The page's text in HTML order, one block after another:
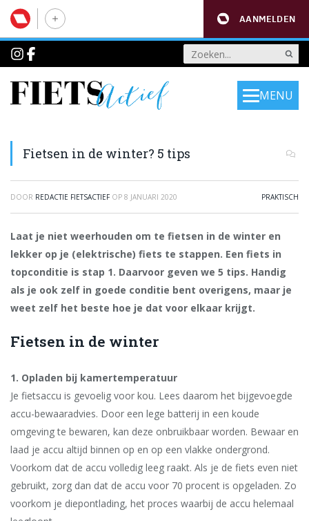
AANMELDEN
MENU
Fietsen in de winter? 5 tips
DOOR REDACTIE FIETSACTIEF OP 8 JANUARI 2020 PRAKTISCH
Laat je niet weerhouden om te fietsen in de winter en
lekker op je (elektrische) fiets te stappen. Een fiets in
topconditie is stap 1. Daarvoor geven we 5 tips. Handig
als je ook zelf in goede conditie bent overigens, maar je
weet zelf het beste hoe je dat voor elkaar krijgt.
Fietsen in de winter
1. Opladen bij kamertemperatuur
Je fietsaccu is gevoelig voor kou. Lees daarom het bijgevoegde
accu-bewaaradvies. Door een lege batterij in een koude
omgeving te bewaren, kan deze onbruikbaar worden. Bewaar en
laad je accu altijd binnen op en op een vlakke ondergrond.
Voorkom dat de accu volledig leeg raakt. Als je de fiets even niet
gebruikt, zorg dan dat de accu voor 70 procent is opgeladen. Zo
voorkom je diepontlading, het proces waarbij de accu helemaal